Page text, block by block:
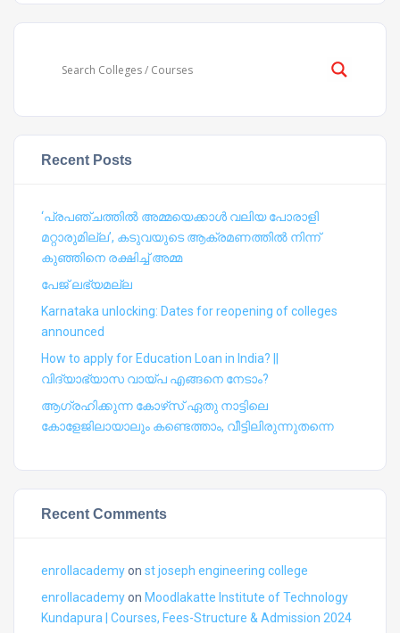
Recent Posts
‘പ്രപഞ്ചത്തില്‍ അമ്മയെക്കാള്‍ വലിയ പോരാളി
മറ്റാരുമില്ല’, കടുവയുടെ ആക്രമണത്തില്‍ നിന്ന്
കുഞ്ഞിനെ രക്ഷിച്ച് അമ്മ
പേജ് ലഭ്യമല്ല
Karnataka unlocking: Dates for reopening of colleges
announced
How to apply for Education Loan in India? ||
വിദ്യാഭ്യാസ വായ്പ എങ്ങനെ നേടാം?
ആഗ്രഹിക്കുന്ന കോഴ്‍സ് ഏതു നാട്ടിലെ
കോളേജിലായാലും കണ്ടെത്താം, വീട്ടിലിരുന്നുതന്നെ
Recent Comments
enrollacademyon st joseph engineering college
enrollacademyon Moodlakatte Institute of Technology
Kundapura | Courses, Fees-Structure & Admission 2024